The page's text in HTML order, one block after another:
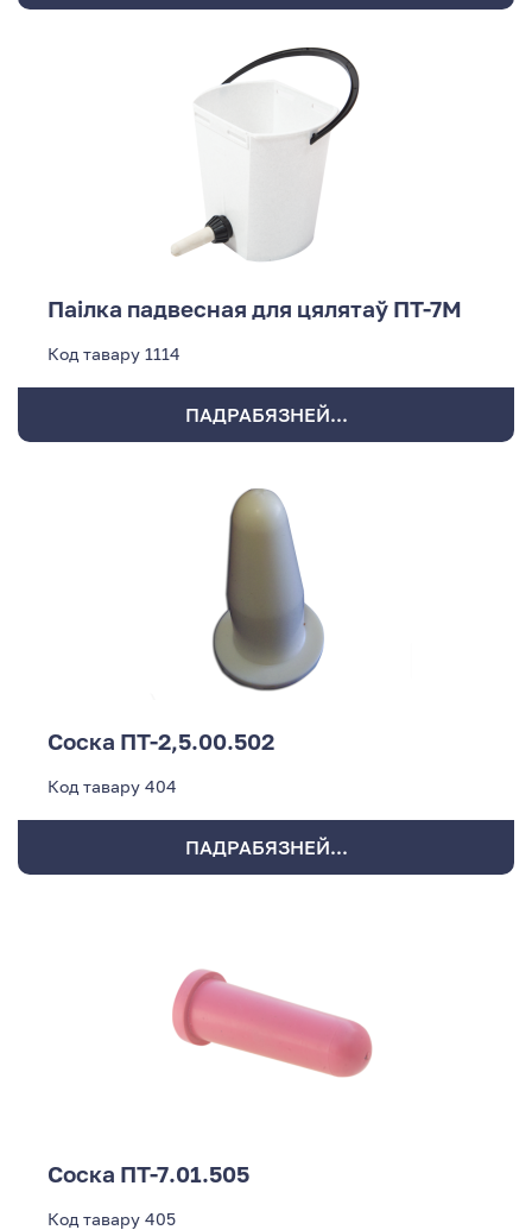
Паілка падвесная для цялятаў ПТ-7М
Код тавару 1114
ПАДРАБЯЗНЕЙ...
Соска ПТ-2,5.00.502
Код тавару 404
ПАДРАБЯЗНЕЙ...
Соска ПТ-7.01.505
Код тавару 405